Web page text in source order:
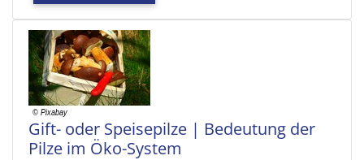
Gift- oder Speisepilze | Bedeutung der
Pilze im Öko-System